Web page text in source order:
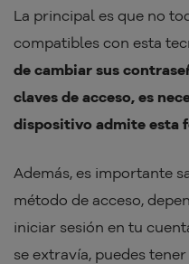
La principal es que no
compatibles con esta
de cambiar sus
claves de acceso, es
dispositivo admite esta
Además, es importante
método de acceso,
iniciar sesión en tu
se extravía, puedes